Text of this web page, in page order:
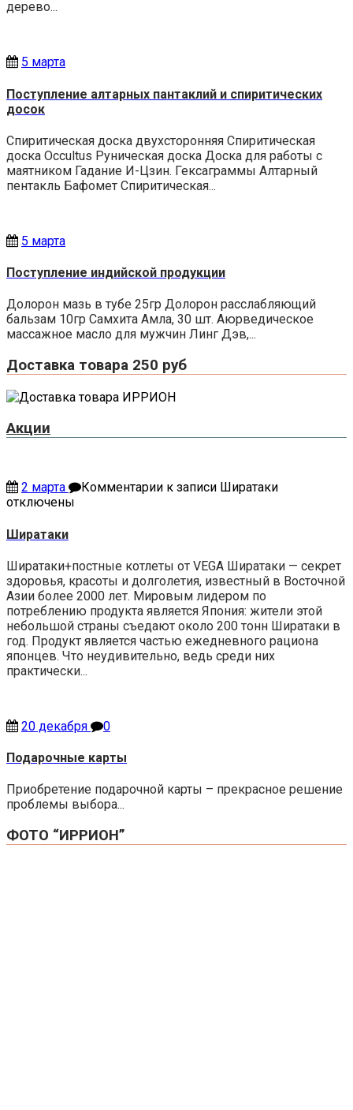
дерево...
5 марта
Поступление алтарных пантаклий и спиритических
досок
Спиритическая доска двухсторонняя Спиритическая
доска Occultus Руническая доска Доска для работы с
маятником Гадание И-Цзин. Гексаграммы Алтарный
пентакль Бафомет Спиритическая...
5 марта
Поступление индийской продукции
Долорон мазь в тубе 25гр Долорон расслабляющий
бальзам 10гр Самхита Амла, 30 шт. Аюрведическое
массажное масло для мужчин Линг Дэв,...
Доставка товара 250 руб
Акции
2 марта Комментарии к записи Ширатаки
отключены
Ширатаки
Ширатаки+постные котлеты от VEGA Ширатаки — секрет
здоровья, красоты и долголетия, известный в Восточной
Азии более 2000 лет. Мировым лидером по
потреблению продукта является Япония: жители этой
небольшой страны съедают около 200 тонн Ширатаки в
год. Продукт является частью ежедневного рациона
японцев. Что неудивительно, ведь среди них
практически...
20 декабря 0
Подарочные карты
Приобретение подарочной карты – прекрасное решение
проблемы выбора...
ФОТО “ИРРИОН”